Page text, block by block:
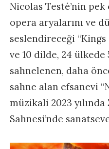
Nicolas Testé’nin
opera aryalarını ve
seslendireceği
ve 10 dilde, 24
sahnelenen, daha
sahne alan efsanevi
müzikali 2023
Sahnesi’nde